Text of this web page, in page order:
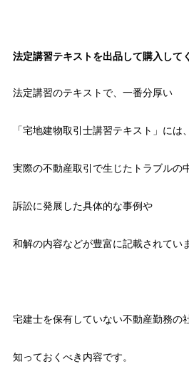
法定講習テキストを出品して購入して
法定講習のテキストで、一番分厚い
「宅地建物取引士講習テキスト」には、
実際の不動産取引で生じたトラブルの
訴訟に発展した具体的な事例や
和解の内容などが豊富に記載されてい
宅建士を保有していない不動産勤務の
知っておくべき内容です。